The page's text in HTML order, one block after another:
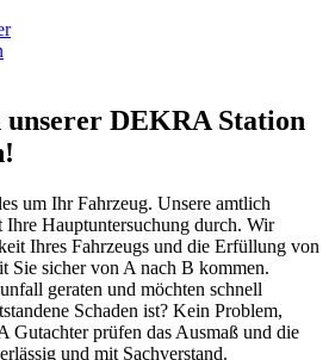
DEKRA Station
um Ihr Fahrzeug. Unsere amtlich
Ihre Hauptuntersuchung durch. Wir
Ihres Fahrzeugs und die Erfüllung von
Sie sicher von A nach B kommen.
geraten und möchten schnell
Schaden ist? Kein Problem,
Gutachter prüfen das Ausmaß und die
und mit Sachverstand.